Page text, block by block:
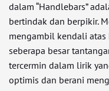
dalam “Handlebars”
bertindak dan berpikir.
mengambil kendali
seberapa besar
tercermin dalam lirik
optimis dan berani